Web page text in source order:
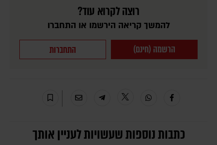
רוצה לקרוא עוד?
להמשך קריאה הירשמו או התחברו
הרשמה (חינם) התחברות
כתבות נוספות שעשויות לעניין אותך